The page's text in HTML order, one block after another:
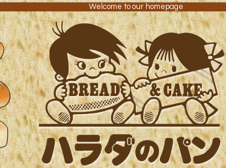
Welcome to our homepage